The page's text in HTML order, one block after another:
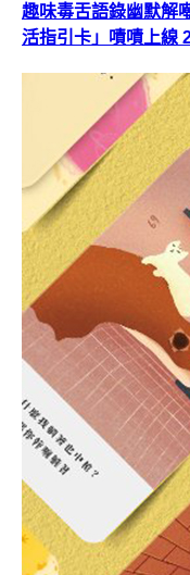
趣味毒舌語錄幽默解
活指引卡」嘖嘖上線